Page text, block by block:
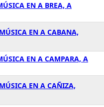
EN A BREA, A
EN A CABANA,
EN A CAMPARA, A
EN A CAÑIZA,